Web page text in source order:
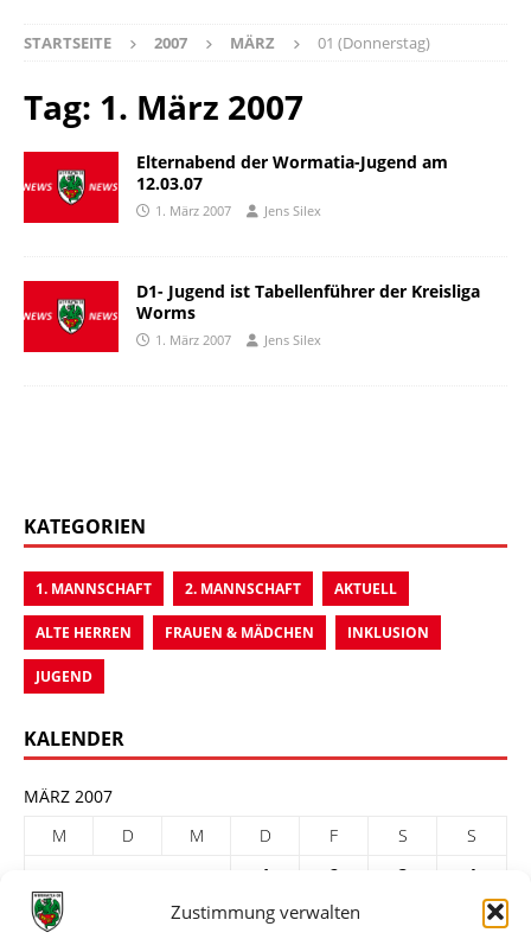
Zustimmung verwalten
STARTSEITE 2007 MÄRZ 01 (Donnerstag)
Tag: 1. März 2007
Elternabend der Wormatia-Jugend am
12.03.07
1. März 2007 Jens Silex
D1- Jugend ist Tabellenführer der Kreisliga
Worms
1. März 2007 Jens Silex
KATEGORIEN
1. MANNSCHAFT 2. MANNSCHAFT AKTUELL
ALTE HERREN FRAUEN & MÄDCHEN INKLUSION
JUGEND
KALENDER
MÄRZ 2007
M
D M D F S
S
1
2 3
4
5
7 8 9